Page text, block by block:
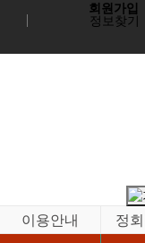
회원가입
정보찾기
이용안내 정